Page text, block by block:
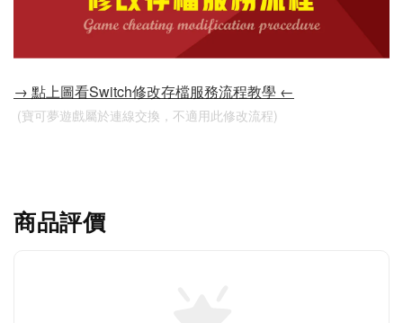
→ 點上圖看Switch修改存檔服務流程教學 ←
(寶可夢遊戲屬於連線交換，不適用此修改流程)
商品評價